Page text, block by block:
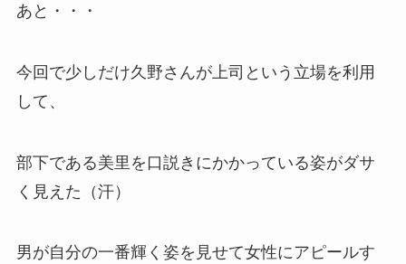
あと・・・
今回で少しだけ久野さんが上司という立場を利用
して、
部下である美里を口説きにかかっている姿がダサ
く見えた（汗）
男が自分の一番輝く姿を見せて女性にアピールす